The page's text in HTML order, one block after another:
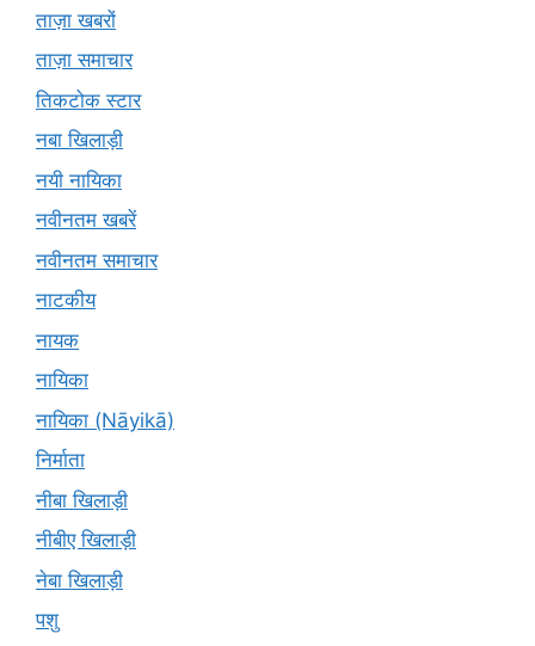
ताज़ा खबरों
ताज़ा समाचार
तिकटोक स्टार
नबा खिलाड़ी
नयी नायिका
नवीनतम खबरें
नवीनतम समाचार
नाटकीय
नायक
नायिका
नायिका (Nāyikā)
निर्माता
नीबा खिलाड़ी
नीबीए खिलाड़ी
नेबा खिलाड़ी
पशु